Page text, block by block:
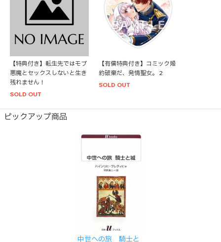
【特典付き】転生先ではモブ
悪魔とセックスしないと生き
残れません！
SOLD OUT
【有償特典付き】コミック婚
約破棄だ、発情聖女。 2
SOLD OUT
ピックアップ商品
中世への旅 騎士と